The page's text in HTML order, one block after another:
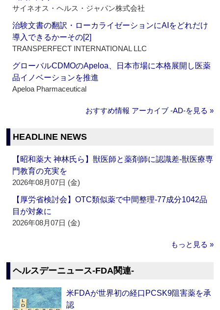
サイネオス・ヘルス・ジャパン株式会社
治験文書の翻訳・ローカライゼーションにAIをどれだけ
導入できるかーその[2]
TRANSPERFECT INTERNATIONAL LLC
グローバルCDMOのApeloa、日本市場に本格展開し医薬
品イノベーションを推進
Apeloa Pharmaceutical
おすすめ情報 アーカイブ ‐AD‐を見る »
HEADLINE NEWS
【昭和薬大 神林氏ら】獣医師と薬剤師に認識差‐獣医療専
門教育の充実を
2026年08月07日 (金)
【厚労省検討会】OTC類似薬で中間整理‐77成分1042品
目が対象に
2026年08月07日 (金)
もっと見る »
ヘルスデーニュース‐FDA関連‐
米FDAが世界初の経口PCSK9阻害薬を承
認